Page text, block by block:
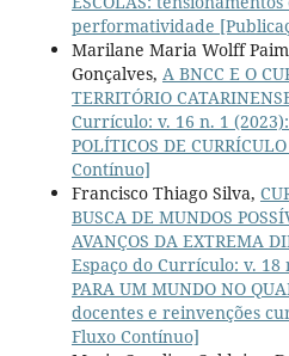
performatividade
Marilane Maria Wolff
Gonçalves, A BNCC E O
TERRITÓRIO
Currículo: v. 16 n. 1 (2023):
POLÍTICOS DE
Contínuo]
Francisco Thiago Silva,
BUSCA DE MUNDOS
AVANÇOS DA EXTREMA
Espaço do Currículo: v. 18
PARA UM MUNDO NO
docentes e reinvenções
Fluxo Contínuo]